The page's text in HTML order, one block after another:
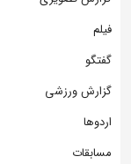
فیلم
گفتگو
گزارش ورزشی
اردوها
مسابقات